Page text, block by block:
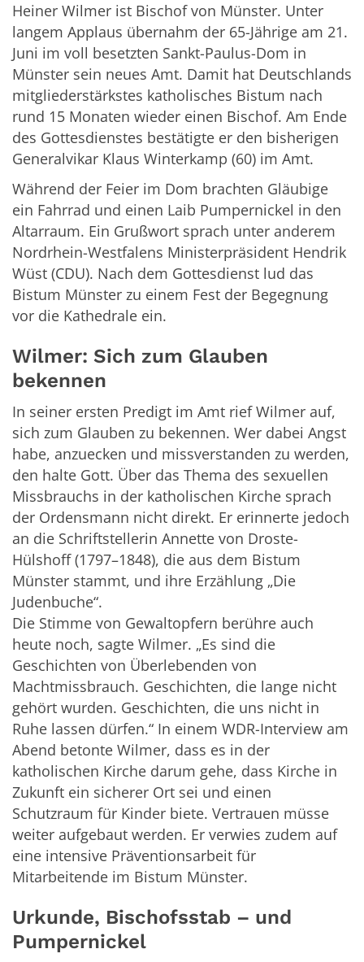
Heiner Wilmer ist Bischof von Münster. Unter
langem Applaus übernahm der 65-Jährige am 21.
Juni im voll besetzten Sankt-Paulus-Dom in
Münster sein neues Amt. Damit hat Deutschlands
mitgliederstärkstes katholisches Bistum nach
rund 15 Monaten wieder einen Bischof. Am Ende
des Gottesdienstes bestätigte er den bisherigen
Generalvikar Klaus Winterkamp (60) im Amt.
Während der Feier im Dom brachten Gläubige
ein Fahrrad und einen Laib Pumpernickel in den
Altarraum. Ein Grußwort sprach unter anderem
Nordrhein-Westfalens Ministerpräsident Hendrik
Wüst (CDU). Nach dem Gottesdienst lud das
Bistum Münster zu einem Fest der Begegnung
vor die Kathedrale ein.
Wilmer: Sich zum Glauben
bekennen
In seiner ersten Predigt im Amt rief Wilmer auf,
sich zum Glauben zu bekennen. Wer dabei Angst
habe, anzuecken und missverstanden zu werden,
den halte Gott. Über das Thema des sexuellen
Missbrauchs in der katholischen Kirche sprach
der Ordensmann nicht direkt. Er erinnerte jedoch
an die Schriftstellerin Annette von Droste-
Hülshoff (1797–1848), die aus dem Bistum
Münster stammt, und ihre Erzählung „Die
Judenbuche“.
Die Stimme von Gewaltopfern berühre auch
heute noch, sagte Wilmer. „Es sind die
Geschichten von Überlebenden von
Machtmissbrauch. Geschichten, die lange nicht
gehört wurden. Geschichten, die uns nicht in
Ruhe lassen dürfen.“ In einem WDR-Interview am
Abend betonte Wilmer, dass es in der
katholischen Kirche darum gehe, dass Kirche in
Zukunft ein sicherer Ort sei und einen
Schutzraum für Kinder biete. Vertrauen müsse
weiter aufgebaut werden. Er verwies zudem auf
eine intensive Präventionsarbeit für
Mitarbeitende im Bistum Münster.
Urkunde, Bischofsstab – und
Pumpernickel